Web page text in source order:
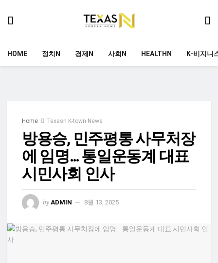
HOME 정치N 경제N 사회N HEALTHN K-비지니
Home Texasn K-town News
방용승, 민주평통 사무처장
에 임명… 통일운동계 대표
시민사회 인사
by ADMIN 8월 13, 2025